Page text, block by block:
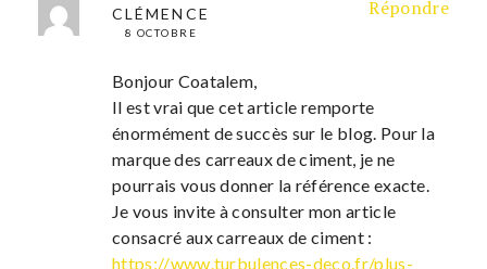
CLÉMENCE
8 OCTOBRE
Répondre
Bonjour Coatalem,
Il est vrai que cet article remporte
énormément de succès sur le blog. Pour la
marque des carreaux de ciment, je ne
pourrais vous donner la référence exacte.
Je vous invite à consulter mon article
consacré aux carreaux de ciment :
https://www.turbulences-deco.fr/plus-